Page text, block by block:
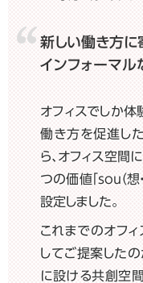
新しい働き方に
インフォーマル
オフィスでしか体
働き方を促進し
ら、オフィス空間
つの価値「sou（想
設定しました。
これまでのオフ
してご提案した
に設ける共創空間